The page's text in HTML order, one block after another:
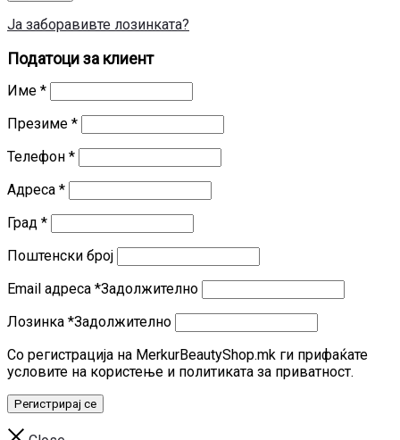
Ја заборавивте лозинката?
Податоци за клиент
Име *
Презиме *
Телефон *
Адреса *
Град *
Поштенски број
Email адреса *Задолжително
Лозинка *Задолжително
Со регистрација на MerkurBeautyShop.mk ги прифаќате
условите на користење и политиката за приватност.
Регистрирај се